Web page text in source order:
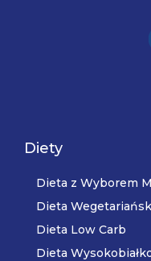
Diety
Dieta z Wyborem
Dieta
Dieta Low Carb
Dieta